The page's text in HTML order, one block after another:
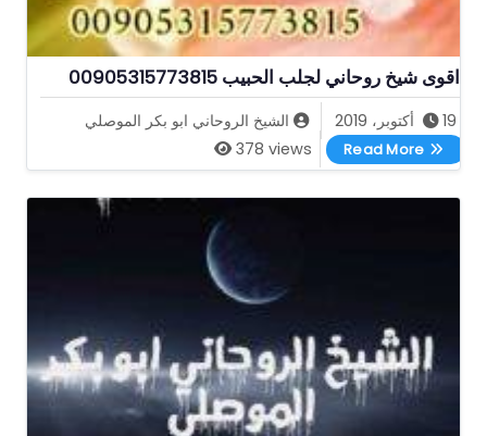
اقوى شيخ روحاني لجلب الحبيب 00905315773815
19 أكتوبر، 2019
الشيخ الروحاني ابو بكر الموصلي
378 views
Read More
اقوى شيخ روحاني لجلب الحبيب 00905315773815